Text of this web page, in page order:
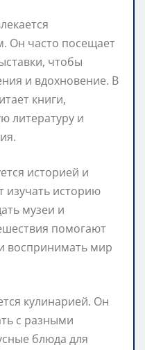
Он часто посещает
чтобы
и вдохновение. В
книги,
литературу и
историей и
изучать историю
музеи и
помогают
воспринимать мир
кулинарией. Он
с разными
блюда для